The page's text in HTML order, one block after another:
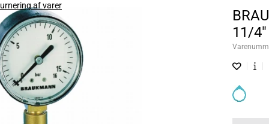
af varer
11/4"